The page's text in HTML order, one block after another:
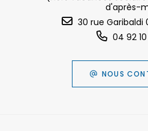
d'après-
30 rue Garibaldi
04 92
NOUS